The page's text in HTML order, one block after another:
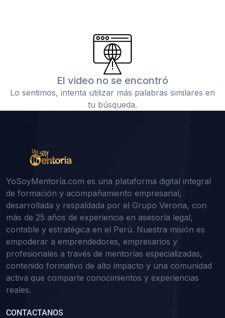
El video no se encontró
Lo sentimos, intenta utilizar más palabras similares en
tu búsqueda.
YoSoyMentoría.com es una plataforma digital integral
de formación y acompañamiento empresarial,
desarrollada y respaldada por el Grupo Verona, con
más de 25 años de experiencia en asesoría legal,
contable y estratégica en el Perú. Nuestra misión es
empoderar a emprendedores, empresarios y
profesionales a través de mentorías especializadas,
contenido formativo de alto impacto y una comunidad
activa que comparte conocimientos y experiencias
reales.
CONTACTANOS